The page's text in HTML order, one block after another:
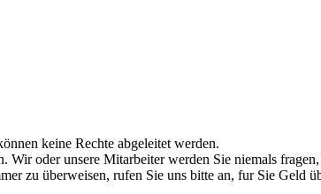
keine Rechte abgeleitet werden.
oder unsere Mitarbeiter werden Sie niemals
zu überweisen, rufen Sie uns bitte an, fur Sie Geld